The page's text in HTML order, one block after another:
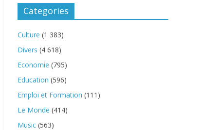
Categories
Culture (1 383)
Divers (4 618)
Economie (795)
Education (596)
Emploi et Formation (111)
Le Monde (414)
Music (563)